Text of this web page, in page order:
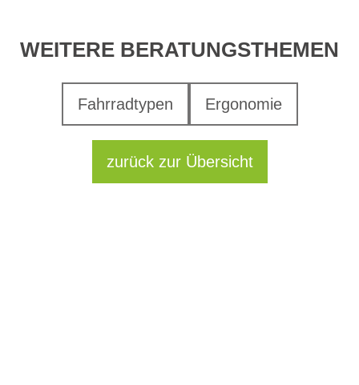
WEITERE BERATUNGSTHEMEN
Fahrradtypen Ergonomie
zurück zur Übersicht